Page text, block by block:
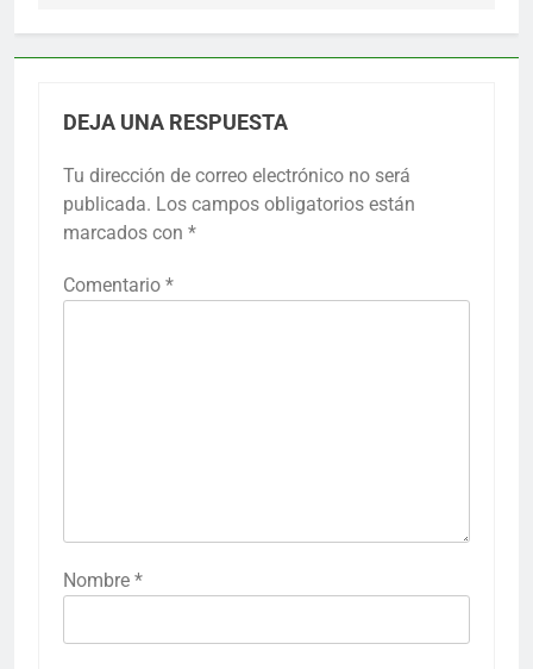
DEJA UNA RESPUESTA
Tu dirección de correo electrónico no será
publicada. Los campos obligatorios están
marcados con *
Comentario *
Nombre *